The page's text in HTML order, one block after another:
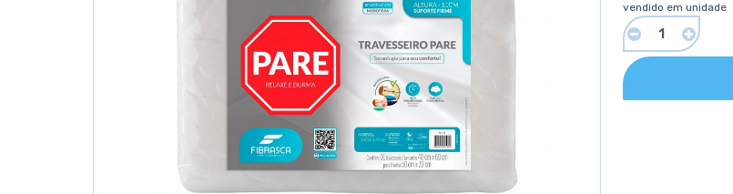
vendido em unidade